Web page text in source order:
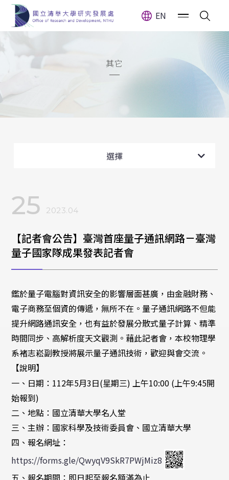
EN
其它
選擇
計畫公告
校外研討會公告
其它
25 2023.04
【記者會公告】臺灣首座量子通訊網路－臺灣
量子國家隊成果發表記者會
鑑於量子電腦對資訊安全的影響層面甚廣，由金融財務、
電子商務至個資的傳遞，無所不在。量子通訊網路不但能
提升網路通訊安全，也有益於發展分散式量子計算、精準
時間同步、高解析度天文觀測。藉此記者會，本校物理學
系褚志崧副教授將展示量子通訊技術，歡迎與會交流。
【說明】
一、日期：112年5月3日(星期三) 上午10:00 (上午9:45開
始報到)
二、地點：國立清華大學名人堂
三、主辦：國家科學及技術委員會、國立清華大學
四、報名網址：
https://forms.gle/QwyqV9SkR7PWjMiz8
五、報名期間：即日起至報名額滿為止